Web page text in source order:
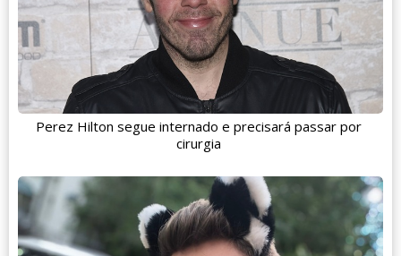
Perez Hilton segue internado e precisará passar por
cirurgia